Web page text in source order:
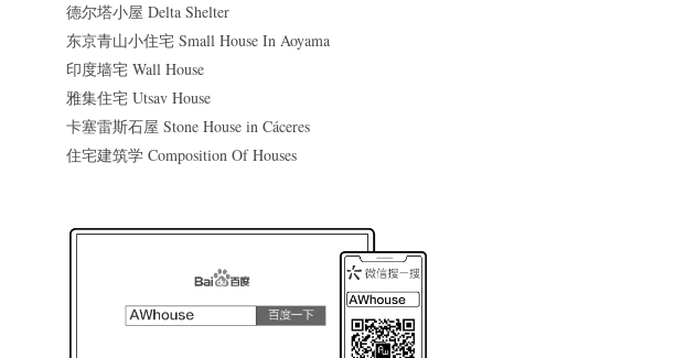
德尔塔小屋 Delta Shelter
东京青山小住宅 Small House In Aoyama
印度墙宅 Wall House
雅集住宅 Utsav House
卡塞雷斯石屋 Stone House in Cáceres
住宅建筑学 Composition Of Houses